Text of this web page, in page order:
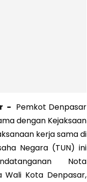
- Pemkot Denpasar
dengan Kejaksaan
kerja sama di
Negara (TUN) ini
Nota
Wali Kota Denpasar,